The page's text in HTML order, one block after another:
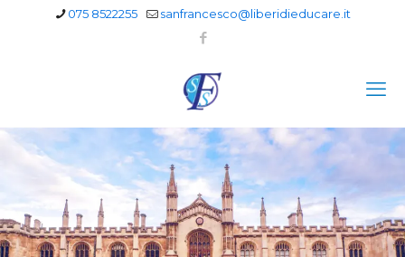
075 8522255 sanfrancesco@liberidieducare.it